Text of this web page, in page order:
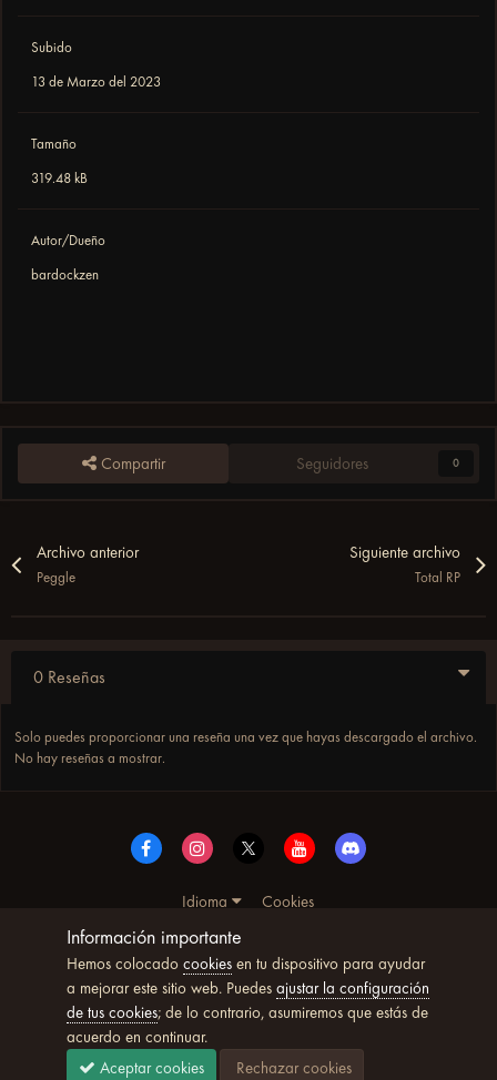
Subido
13 de Marzo del 2023
Tamaño
319.48 kB
Autor/Dueño
bardockzen
Compartir Seguidores 0
Archivo anterior
Peggle
Siguiente archivo
Total RP
0 Reseñas
Solo puedes proporcionar una reseña una vez que hayas descargado el archivo.
No hay reseñas a mostrar.
Idioma
Cookies
© Copyright UltimoWoW™ 2025. Todos los derechos
reservados
Powered by Invision Community
Información importante
Hemos colocado cookiesen tu dispositivo para ayudar
a mejorar este sitio web. Puedes ajustar la configuración
de tus cookies; de lo contrario, asumiremos que estás de
acuerdo en continuar.
Aceptar cookies
Rechazar cookies